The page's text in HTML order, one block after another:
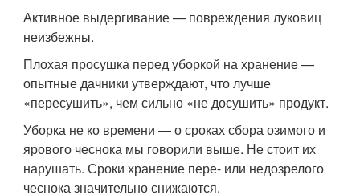
Активное выдергивание — повреждения луковиц
неизбежны.
Плохая просушка перед уборкой на хранение —
опытные дачники утверждают, что лучше
«пересушить», чем сильно «не досушить» продукт.
Уборка не ко времени — о сроках сбора озимого и
ярового чеснока мы говорили выше. Не стоит их
нарушать. Сроки хранение пере- или недозрелого
чеснока значительно снижаются.